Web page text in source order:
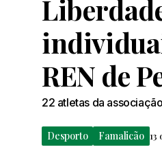
REN de
22 atletas da
Desporto Famalicão 13